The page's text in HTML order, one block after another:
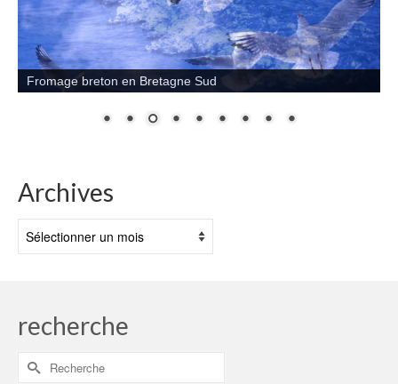
Fromage breton en Bretagne Sud
Archives
recherche
Rechercher :